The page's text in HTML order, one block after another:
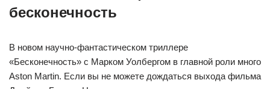
бесконечность
В новом научно-фантастическом триллере
«Бесконечность» с Марком Уолбергом в главной роли много
Aston Martin. Если вы не можете дождаться выхода фильма